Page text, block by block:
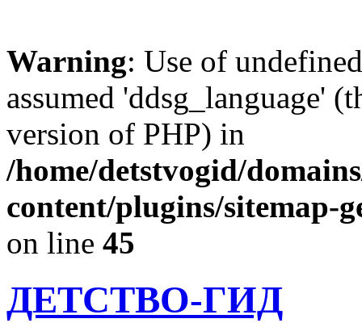
Warning: Use of
assumed 'ddsg_language'
version of PHP) in
/home/detstvogid/
content/plugins/sitemap-
on line 45
ДЕТСТВО-ГИД